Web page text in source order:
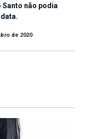
não podia
de 2020